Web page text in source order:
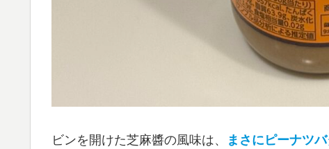
ビンを開けた芝麻醬の風味は、 まさにピーナツ